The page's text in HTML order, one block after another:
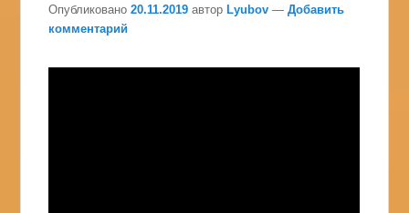
Опубликовано20.11.2019 автор Lyubov —Добавить
комментарий